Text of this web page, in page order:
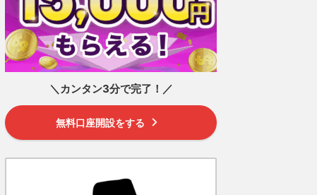
＼カンタン3分で完了！／
無料口座開設をする